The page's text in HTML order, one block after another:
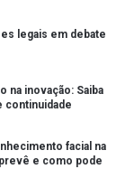
legais em debate
na inovação: Saiba
continuidade
facial na
e como pode